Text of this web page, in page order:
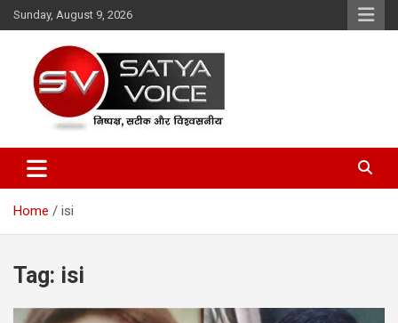
Skip
to
Sunday, August 9, 2026
Satya Voice
Home isi
Tag: isi